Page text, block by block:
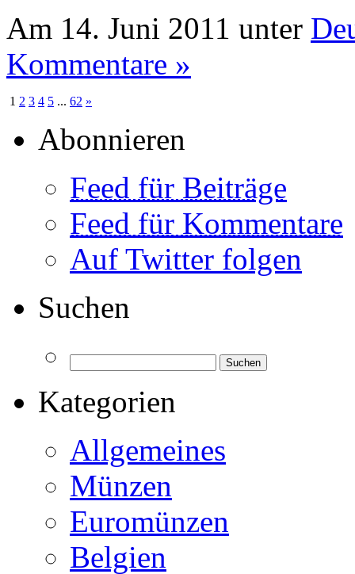
Am 14. Juni 2011 unter
Kommentare »
1 2 3 4 5 ... 62 »
Abonnieren
Feed für Beiträge
Feed für Kommentare
Auf Twitter folgen
Suchen
Kategorien
Allgemeines
Münzen
Euromünzen
Belgien